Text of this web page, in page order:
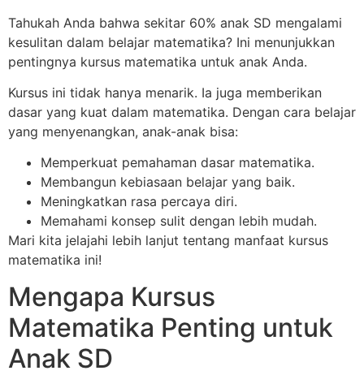
Tahukah Anda bahwa sekitar 60% anak SD mengalami
kesulitan dalam belajar matematika? Ini menunjukkan
pentingnya kursus matematika untuk anak Anda.
Kursus ini tidak hanya menarik. Ia juga memberikan
dasar yang kuat dalam matematika. Dengan cara belajar
yang menyenangkan, anak-anak bisa:
Memperkuat pemahaman dasar matematika.
Membangun kebiasaan belajar yang baik.
Meningkatkan rasa percaya diri.
Memahami konsep sulit dengan lebih mudah.
Mari kita jelajahi lebih lanjut tentang manfaat kursus
matematika ini!
Mengapa Kursus
Matematika Penting untuk
Anak SD